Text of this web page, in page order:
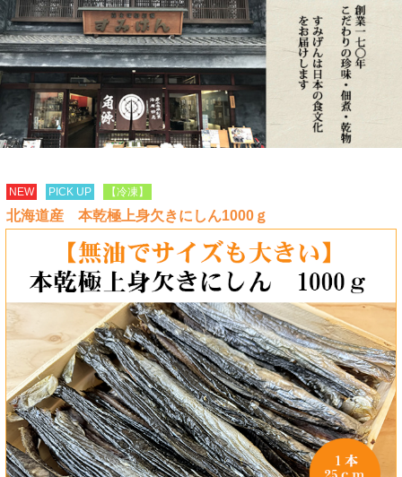
NEW PICK UP 【冷凍】
北海道産 本乾極上身欠きにしん1000ｇ